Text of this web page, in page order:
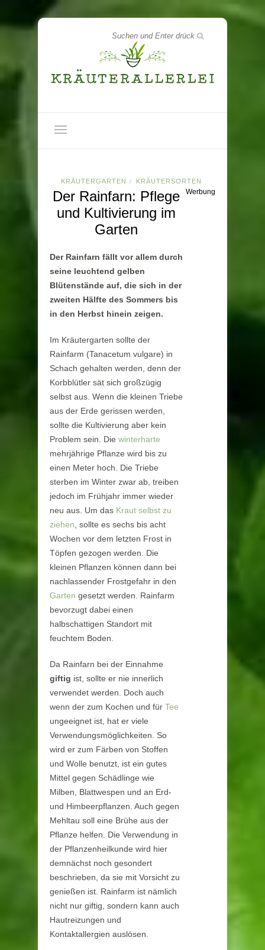
KRÄUTERGARTEN / KRÄUTERSORTEN
Der Rainfarn: Pflege
und Kultivierung im
Garten
Werbung
Der Rainfarn fällt vor allem durch
seine leuchtend gelben
Blütenstände auf, die sich in der
zweiten Hälfte des Sommers bis
in den Herbst hinein zeigen.
Im Kräutergarten sollte der
Rainfarm (Tanacetum vulgare) in
Schach gehalten werden, denn der
Korbblütler sät sich großzügig
selbst aus. Wenn die kleinen Triebe
aus der Erde gerissen werden,
sollte die Kultivierung aber kein
Problem sein. Die winterharte
mehrjährige Pflanze wird bis zu
einen Meter hoch. Die Triebe
sterben im Winter zwar ab, treiben
jedoch im Frühjahr immer wieder
neu aus. Um das Kraut selbst zu
ziehen sollte es sechs bis acht
Wochen vor dem letzten Frost in
Töpfen gezogen werden. Die
kleinen Pflanzen können dann bei
nachlassender Frostgefahr in den
Garten gesetzt werden. Rainfarm
bevorzugt dabei einen
halbschattigen Standort mit
feuchtem Boden.
Da Rainfarn bei der Einnahme
giftig ist, sollte er nie innerlich
verwendet werden. Doch auch
wenn der zum Kochen und für Tee
ungeeignet ist, hat er viele
Verwendungsmöglichkeiten. So
wird er zum Färben von Stoffen
und Wolle benutzt, ist ein gutes
Mittel gegen Schädlinge wie
Milben, Blattwespen und an Erd-
und Himbeerpflanzen. Auch gegen
Mehltau soll eine Brühe aus der
Pflanze helfen. Die Verwendung in
der Pflanzenheilkunde wird hier
demnächst noch gesondert
beschrieben, da sie mit Vorsicht zu
genießen ist. Rainfarm ist nämlich
nicht nur giftig, sondern kann auch
Hautreizungen und
Kontaktallergien auslösen.